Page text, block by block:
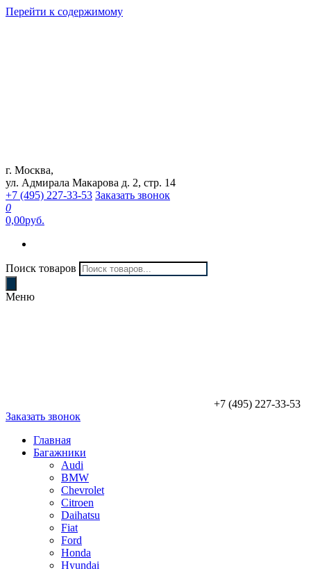
Перейти к содержимому
Интернет магазин "Can Auto"
г. Москва,
ул. Адмирала Макарова д. 2, стр. 14
+7 (495) 227-33-53 Заказать звонок
0
0,00руб.
Поиск товаров
Меню
+7 (495) 227-33-53
Заказать звонок
Главная
Багажники
Audi
BMW
Chevrolet
Citroen
Daihatsu
Fiat
Ford
Honda
Hyundai